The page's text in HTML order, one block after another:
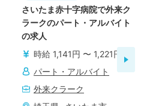
さいたま赤十字病院で外来ク
ラークのパート・アルバイト
の求人
時給 1,141円 〜 1,221円
パート・アルバイト
外来クラーク